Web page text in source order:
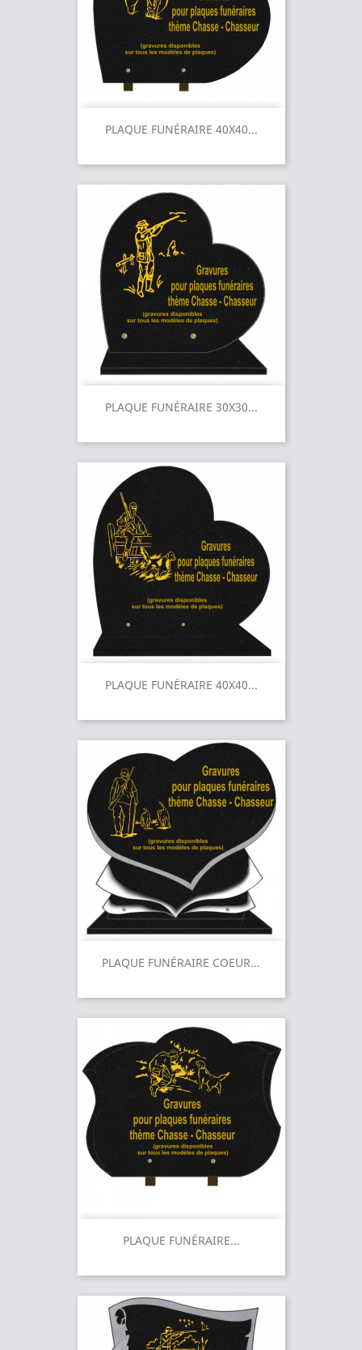
PLAQUE FUNÉRAIRE 40X40...
PLAQUE FUNÉRAIRE 30X30...
PLAQUE FUNÉRAIRE 40X40...
PLAQUE FUNÉRAIRE COEUR...
PLAQUE FUNÉRAIRE...